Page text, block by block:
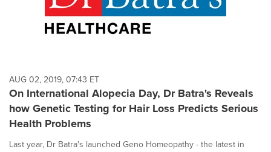
AUG 02, 2019, 07:43 ET
On International Alopecia Day, Dr Batra's Reveals
how Genetic Testing for Hair Loss Predicts Serious
Health Problems
Last year, Dr Batra's launched Geno Homeopathy - the latest in